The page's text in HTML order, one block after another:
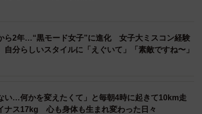
ら2年…“黒モード女子”に進化 女子大ミスコン経験
自分らしいスタイルに「えぐいて」「素敵ですね〜」
い…何かを変えたくて」と毎朝4時に起きて10km走
ス17kg 心も身体も生まれ変わった日々